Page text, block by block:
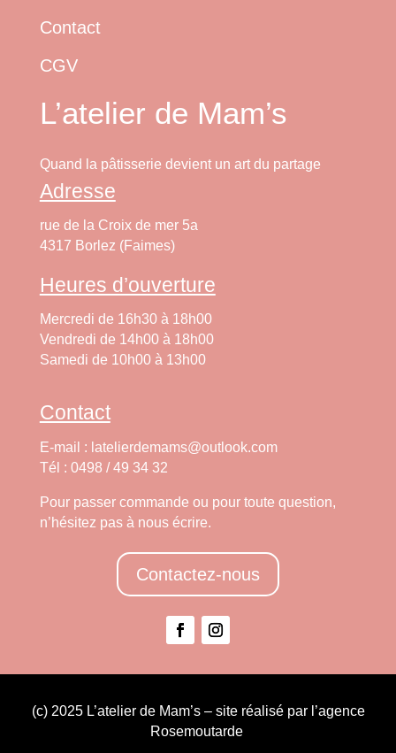
Contact
CGV
L’atelier de Mam’s
Quand la pâtisserie devient un art du partage
Adresse
rue de la Croix de mer 5a
4317 Borlez (Faimes)
Heures d’ouverture
Mercredi de 16h30 à 18h00
Vendredi de 14h00 à 18h00
Samedi de 10h00 à 13h00
Contact
E-mail : latelierdemams@outlook.com
Tél : 0498 / 49 34 32
Pour passer commande ou pour toute question,
n’hésitez pas à nous écrire.
Contactez-nous
(c) 2025 L’atelier de Mam’s – site réalisé par l’agence
Rosemoutarde